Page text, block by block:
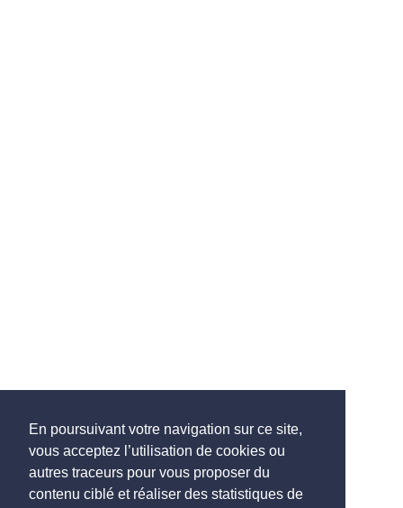
En poursuivant votre navigation sur ce site,
vous acceptez l’utilisation de cookies ou
autres traceurs pour vous proposer du
contenu ciblé et réaliser des statistiques de